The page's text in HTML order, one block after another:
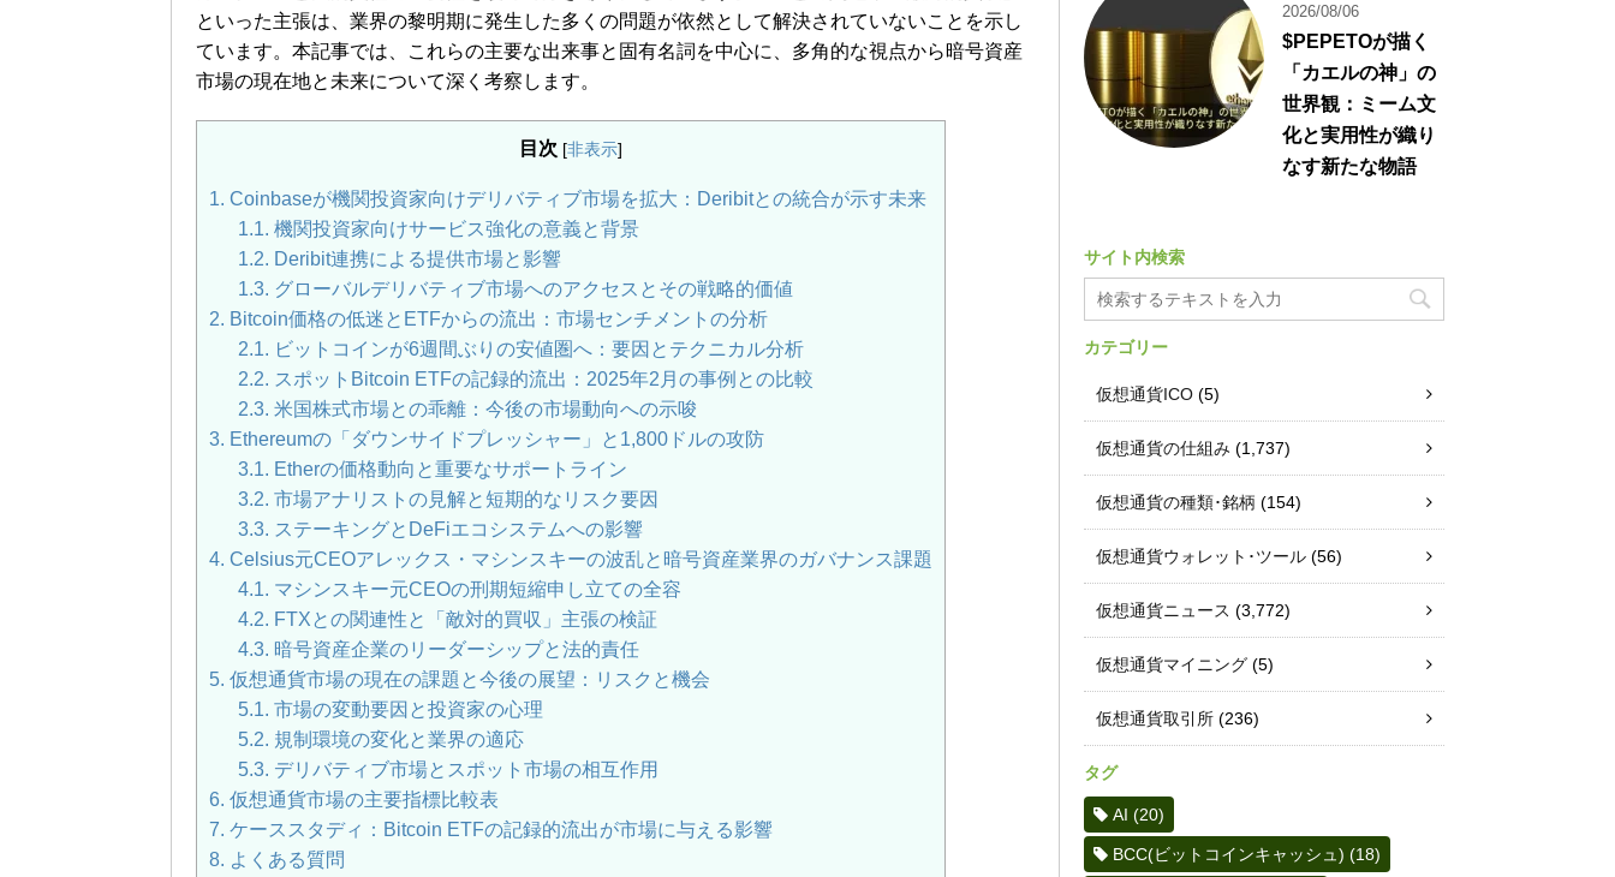
といった主張は、業界の黎明期に発生した多くの問題が依然として解決されていないことを示し
ています。本記事では、これらの主要な出来事と固有名詞を中心に、多角的な視点から暗号資産
市場の現在地と未来について深く考察します。
目次 [非表示]
1. Coinbaseが機関投資家向けデリバティブ市場を拡大：Deribitとの統合が示す未来
1.1. 機関投資家向けサービス強化の意義と背景
1.2. Deribit連携による提供市場と影響
1.3. グローバルデリバティブ市場へのアクセスとその戦略的価値
2. Bitcoin価格の低迷とETFからの流出：市場センチメントの分析
2.1. ビットコインが6週間ぶりの安値圏へ：要因とテクニカル分析
2.2. スポットBitcoin ETFの記録的流出：2025年2月の事例との比較
2.3. 米国株式市場との乖離：今後の市場動向への示唆
3. Ethereumの「ダウンサイドプレッシャー」と1,800ドルの攻防
3.1. Etherの価格動向と重要なサポートライン
3.2. 市場アナリストの見解と短期的なリスク要因
3.3. ステーキングとDeFiエコシステムへの影響
4. Celsius元CEOアレックス・マシンスキーの波乱と暗号資産業界のガバナンス課題
4.1. マシンスキー元CEOの刑期短縮申し立ての全容
4.2. FTXとの関連性と「敵対的買収」主張の検証
4.3. 暗号資産企業のリーダーシップと法的責任
5. 仮想通貨市場の現在の課題と今後の展望：リスクと機会
5.1. 市場の変動要因と投資家の心理
5.2. 規制環境の変化と業界の適応
5.3. デリバティブ市場とスポット市場の相互作用
6. 仮想通貨市場の主要指標比較表
7. ケーススタディ：Bitcoin ETFの記録的流出が市場に与える影響
8. よくある質問
2026/08/06
$PEPETOが描く
「カエルの神」の
世界観：ミーム文
化と実用性が織り
なす新たな物語
サイト内検索
カテゴリー
仮想通貨ICO (5)
仮想通貨の仕組み (1,737)
仮想通貨の種類･銘柄 (154)
仮想通貨ウォレット･ツール (56)
仮想通貨ニュース (3,772)
仮想通貨マイニング (5)
仮想通貨取引所 (236)
タグ
AI (20)
BCC(ビットコインキャッシュ) (18)